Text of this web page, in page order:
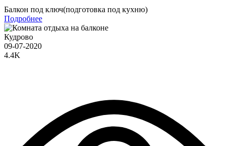
Балкон под ключ(подготовка под кухню)
Подробнее
Кудрово
09-07-2020
4.4K